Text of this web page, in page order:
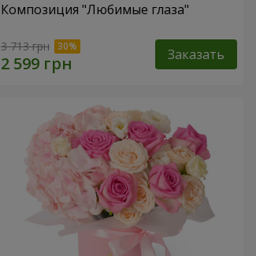
Композиция "Любимые глаза"
3 713 грн Заказать